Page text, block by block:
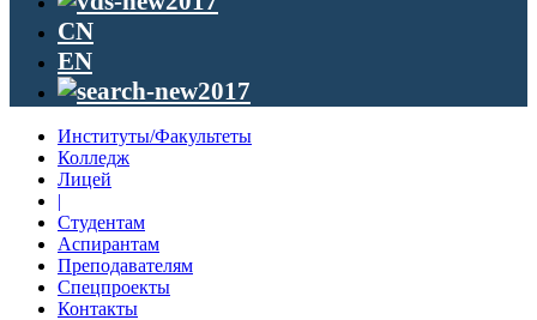
CN
EN
Институты/Факультеты
Колледж
Лицей
|
Студентам
Аспирантам
Преподавателям
Спецпроекты
Контакты